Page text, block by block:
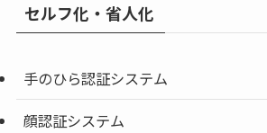
セルフ化・省人化
手のひら認証システム
顔認証システム